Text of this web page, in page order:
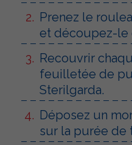
Prenez le
et découpez-le
Recouvrir
feuilletée de
Sterilgarda.
Déposez un
sur la purée de